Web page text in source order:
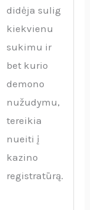
didėja sulig
kiekvienu
sukimu ir
bet kurio
demono
nužudymu,
tereikia
nueiti į
kazino
registratūrą.